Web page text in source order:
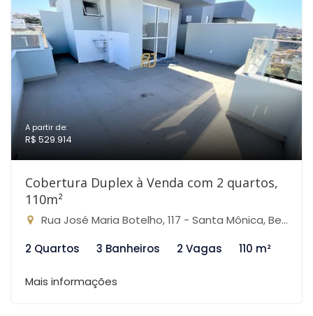
A partir de:
R$ 529.914
Cobertura Duplex à Venda com 2 quartos,
110m²
Rua José Maria Botelho, 117 - Santa Mônica, Belo Horizonte-MG
2 Quartos
3 Banheiros 2 Vagas 110 m²
Mais informações